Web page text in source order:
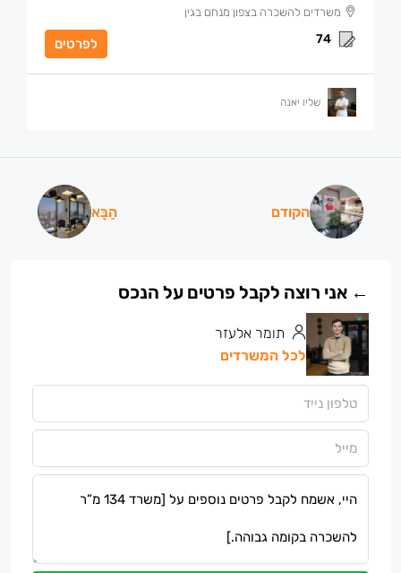
משרדים להשכרה בצפון מנחם בגין
74 לפרטים
שליו יאנה
הקודם הַבָּא
תומר אלעזר
לכל המשרדים